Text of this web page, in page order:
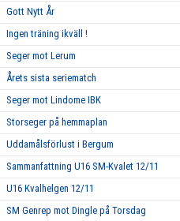
Gott Nytt År
Ingen träning ikväll !
Seger mot Lerum
Årets sista seriematch
Seger mot Lindome IBK
Storseger på hemmaplan
Uddamålsförlust i Bergum
Sammanfattning U16 SM-Kvalet 12/11
U16 Kvalhelgen 12/11
SM Genrep mot Dingle på Torsdag